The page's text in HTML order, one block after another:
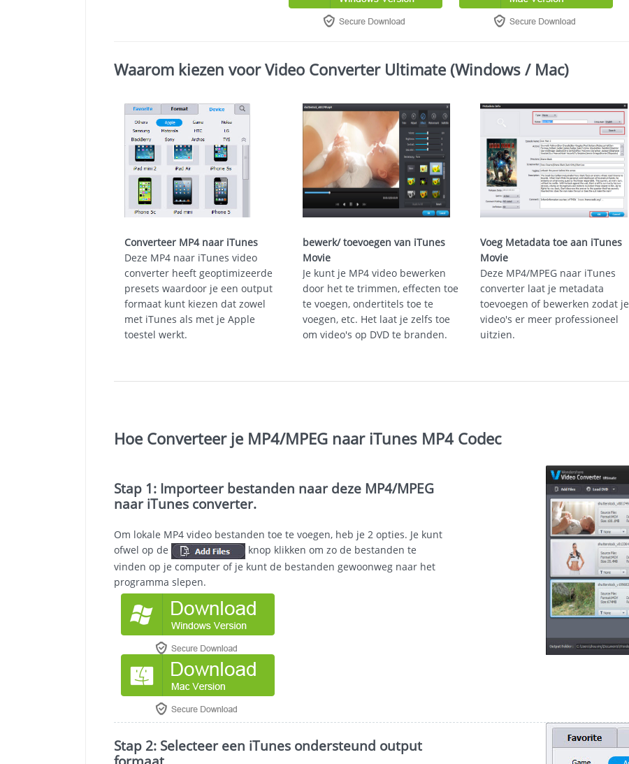
Waarom kiezen voor Video Converter Ultimate (Windows / Mac)
Converteer MP4 naar iTunes
Deze MP4 naar iTunes video
converter heeft geoptimizeerde
presets waardoor je een output
formaat kunt kiezen dat zowel
met iTunes als met je Apple
toestel werkt.
bewerk/ toevoegen van iTunes
Movie
Je kunt je MP4 video bewerken
door het te trimmen, effecten toe
te voegen, ondertitels toe te
voegen, etc. Het laat je zelfs toe
om video's op DVD te branden.
Voeg Metadata toe aan iTunes
Movie
Deze MP4/MPEG naar iTunes
converter laat je metadata
toevoegen of bewerken zodat je
video's er meer professioneel
uitzien.
Hoe Converteer je MP4/MPEG naar iTunes MP4 Codec
Stap 1: Importeer bestanden naar deze MP4/MPEG
naar iTunes converter.
Om lokale MP4 video bestanden toe te voegen, heb je 2 opties. Je kunt
ofwel op de
knop klikken om zo de bestanden te
vinden op je computer of je kunt de bestanden gewoonweg naar het
programma slepen.
Stap 2: Selecteer een iTunes ondersteund output